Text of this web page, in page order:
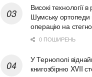
Високі технології
Шумську ортопеди
операцію на
0 ПОШИРЕНЬ
У Тернополі
книгозбірню XVII